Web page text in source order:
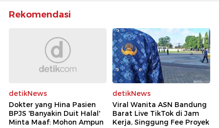
Rekomendasi
detikNews
Dokter yang Hina Pasien
BPJS 'Banyakin Duit Halal'
Minta Maaf: Mohon Ampun
detikNews
Viral Wanita ASN Bandung
Barat Live TikTok di Jam
Kerja, Singgung Fee Proyek